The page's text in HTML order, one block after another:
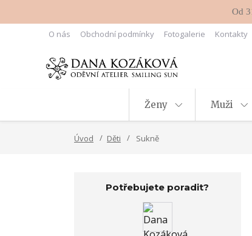
Od
O nás Obchodní podmínky Fotogalerie Kontakty
Ženy Muži
Úvod Děti Sukně
Potřebujete poradit?